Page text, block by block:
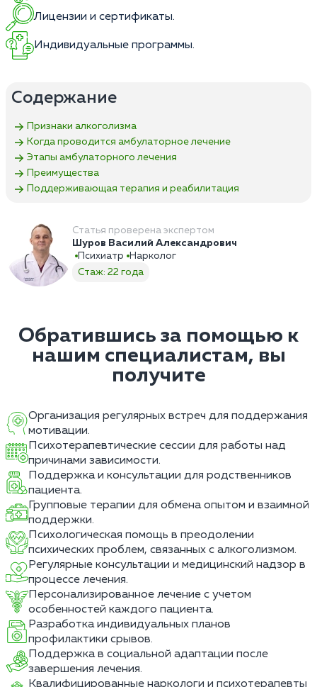
Лицензии и сертификаты.
Индивидуальные программы.
Содержание
Признаки алкоголизма
Когда проводится амбулаторное лечение
Этапы амбулаторного лечения
Преимущества
Поддерживающая терапия и реабилитация
Статья проверена экспертом
Шуров Василий Александрович
Психиатр
Нарколог
Стаж: 22 года
Обратившись за помощью к
нашим специалистам, вы
получите
Организация регулярных встреч для поддержания
мотивации.
Психотерапевтические сессии для работы над
причинами зависимости.
Поддержка и консультации для родственников
пациента.
Групповые терапии для обмена опытом и взаимной
поддержки.
Психологическая помощь в преодолении
психических проблем, связанных с алкоголизмом.
Регулярные консультации и медицинский надзор в
процессе лечения.
Персонализированное лечение с учетом
особенностей каждого пациента.
Разработка индивидуальных планов
профилактики срывов.
Поддержка в социальной адаптации после
завершения лечения.
Квалифицированные наркологи и психотерапевты